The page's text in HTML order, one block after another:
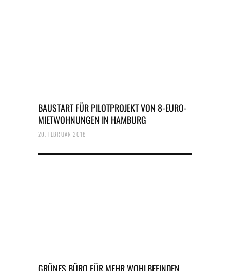
BAUSTART FÜR PILOTPROJEKT VON 8-EURO-
MIETWOHNUNGEN IN HAMBURG
20. FEBRUAR 2018